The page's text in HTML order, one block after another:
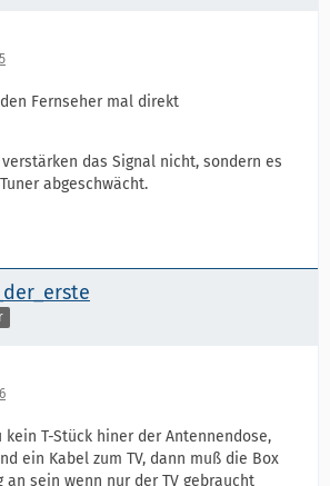
Fernseher mal direkt
das Signal nicht, sondern es
abgeschwächt.
T-Stück hiner der Antennendose,
ein Kabel zum TV, dann muß die Box
sein wenn nur der TV gebraucht